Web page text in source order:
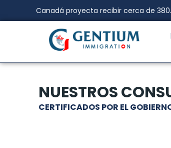
Canadá proyecta recibir cerca de
NUESTROS
CERTIFICADOS POR EL